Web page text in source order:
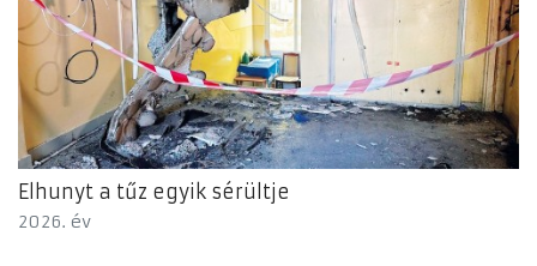
Elhunyt a tűz egyik sérültje
2026. év